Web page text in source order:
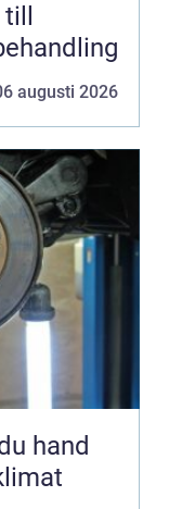
augusti 2026